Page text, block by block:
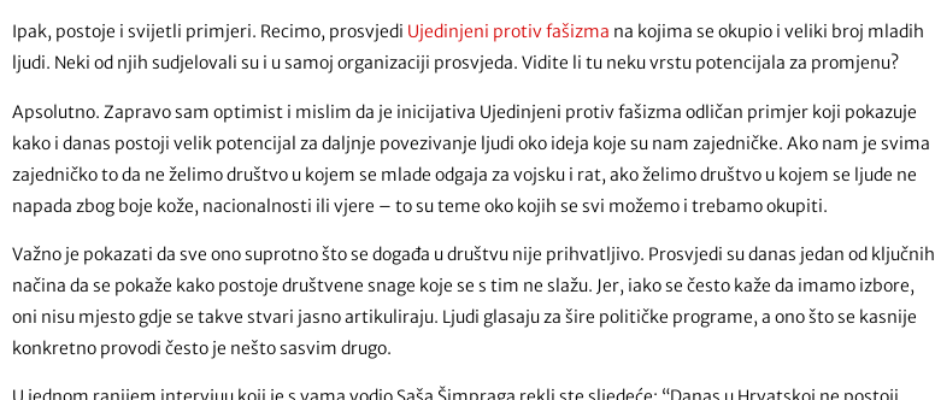
Ipak, postoje i svijetli primjeri. Recimo, prosvjedi Ujedinjeni protiv fašizma na kojima se okupio i veliki broj mladih
ljudi. Neki od njih sudjelovali su i u samoj organizaciji prosvjeda. Vidite li tu neku vrstu potencijala za promjenu?
Apsolutno. Zapravo sam optimist i mislim da je inicijativa Ujedinjeni protiv fašizma odličan primjer koji pokazuje
kako i danas postoji velik potencijal za daljnje povezivanje ljudi oko ideja koje su nam zajedničke. Ako nam je svima
zajedničko to da ne želimo društvo u kojem se mlade odgaja za vojsku i rat, ako želimo društvo u kojem se ljude ne
napada zbog boje kože, nacionalnosti ili vjere – to su teme oko kojih se svi možemo i trebamo okupiti.
Važno je pokazati da sve ono suprotno što se događa u društvu nije prihvatljivo. Prosvjedi su danas jedan od ključnih
načina da se pokaže kako postoje društvene snage koje se s tim ne slažu. Jer, iako se često kaže da imamo izbore,
oni nisu mjesto gdje se takve stvari jasno artikuliraju. Ljudi glasaju za šire političke programe, a ono što se kasnije
konkretno provodi često je nešto sasvim drugo.